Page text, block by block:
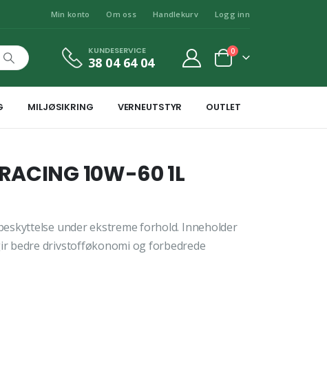
Min konto Om oss Handlekurv Logg inn
KUNDESERVICE
38 04 64 04
0
MILJØSIKRING VERNEUTSTYR OUTLET
10W-60 1L
under ekstreme forhold. Inneholder
bedre drivstofføkonomi og forbedrede